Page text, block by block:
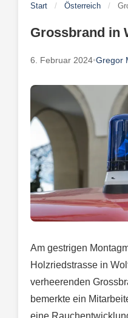
Start / Österreich /
Grossbrand in
6. Februar 2024•Gregor
Am gestrigen
Holzriedstrasse in
verheerenden
bemerkte ein
eine